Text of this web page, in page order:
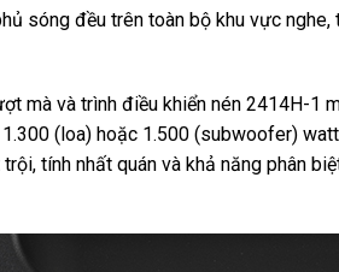
sóng đều trên toàn bộ khu vực nghe,
mà và trình điều khiển nén 2414H-1
(loa) hoặc 1.500 (subwoofer) watt
tính nhất quán và khả năng phân